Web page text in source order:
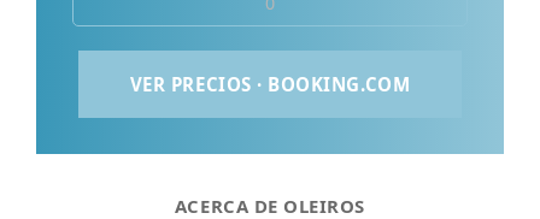
ACERCA DE OLEIROS